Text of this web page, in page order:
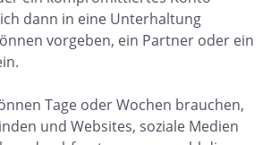
dann in eine Unterhaltung
vorgeben, ein Partner oder ein
Tage oder Wochen brauchen,
und Websites, soziale Medien